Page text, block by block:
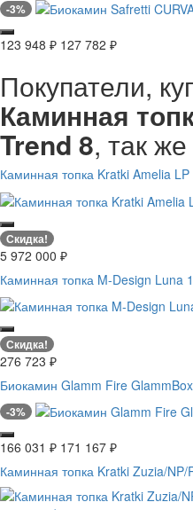
-3%
123 948 ₽ 127 782 ₽
Покупатели,
Каминная
Trend 8, так
Каминная топка Kratki Amelia LP
Скидка!
5 972 000 ₽
Каминная топка M-Design Luna
Скидка!
276 723 ₽
Биокамин Glamm Fire
-3%
166 031 ₽ 171 167 ₽
Каминная топка Kratki Zuzia/